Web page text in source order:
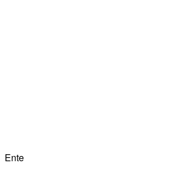
Ente